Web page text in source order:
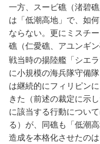
一方、スービ礁（渚碧
は「低潮高地」で、如
ならない。更にミスチ
礁（仁愛礁、アユンギ
戦当時の揚陸艦「シエ
に小規模の海兵隊守備
は継続的にフィリピン
きた（前述の裁定に示
に該当する行動につい
る）が、同礁も「低潮
造成を本格化させたの